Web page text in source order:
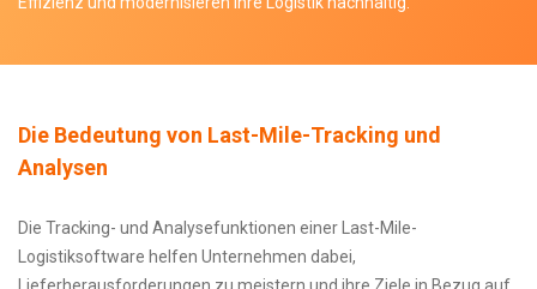
Die Bedeutung von Last-Mile-Tracking und
Analysen
Die Tracking- und Analysefunktionen einer Last-Mile-
Logistiksoftware helfen Unternehmen dabei,
Lieferherausforderungen zu meistern und ihre Ziele in Bezug auf